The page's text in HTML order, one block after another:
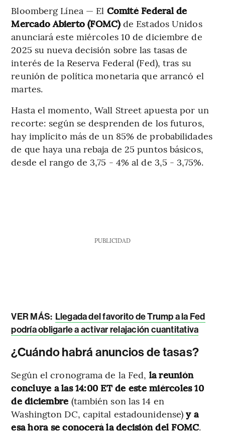
Bloomberg Línea — El Comité Federal de
Mercado Abierto (FOMC) de Estados Unidos
anunciará este miércoles 10 de diciembre de
2025 su nueva decisión sobre las tasas de
interés de la Reserva Federal (Fed), tras su
reunión de política monetaria que arrancó el
martes.
Hasta el momento, Wall Street apuesta por un
recorte: según se desprenden de los futuros,
hay implícito más de un 85% de probabilidades
de que haya una rebaja de 25 puntos básicos,
desde el rango de 3,75 - 4% al de 3,5 - 3,75%.
PUBLICIDAD
VER MÁS: Llegada del favorito de Trump a la Fed
podría obligarle a activar relajación cuantitativa
¿Cuándo habrá anuncios de tasas?
Según el cronograma de la Fed, la reunión
concluye a las 14:00 ET de este miércoles 10
de diciembre (también son las 14 en
Washington DC, capital estadounidense) y a
esa hora se conocerá la decisión del FOMC.